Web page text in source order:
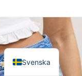
Svenska
English